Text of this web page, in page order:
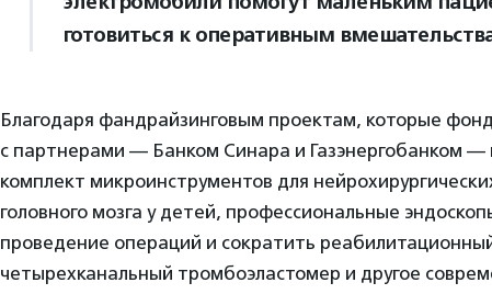
готовиться к оперативным
Благодаря фандрайзинговым проектам, которые
с партнерами — Банком Синара и Газэнергобанком
комплект микроинструментов для
головного мозга у детей, профессиональные
проведение операций и сократить
четырехканальный тромбоэластомер и другое